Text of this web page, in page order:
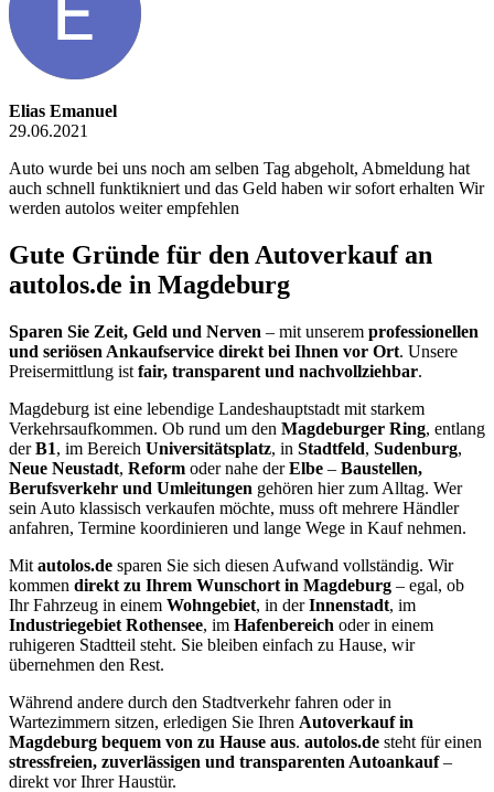
Elias Emanuel
29.06.2021
Auto wurde bei uns noch am selben Tag abgeholt, Abmeldung hat
auch schnell funktikniert und das Geld haben wir sofort erhalten Wir
werden autolos weiter empfehlen
Gute Gründe für den Autoverkauf an
autolos.de in Magdeburg
Sparen Sie Zeit, Geld und Nerven – mit unserem professionellen
und seriösen Ankaufservice direkt bei Ihnen vor Ort. Unsere
Preisermittlung ist fair, transparent und nachvollziehbar.
Magdeburg ist eine lebendige Landeshauptstadt mit starkem
Verkehrsaufkommen. Ob rund um den Magdeburger Ring, entlang
derB1, im Bereich Universitätsplatz, in Stadtfeld, Sudenburg,
Neue Neustadt, Reform oder nahe derElbe – Baustellen,
Berufsverkehr und Umleitungen gehören hier zum Alltag. Wer
sein Auto klassisch verkaufen möchte, muss oft mehrere Händler
anfahren, Termine koordinieren und lange Wege in Kauf nehmen.
Mit autolos.de sparen Sie sich diesen Aufwand vollständig. Wir
kommen direkt zu Ihrem Wunschort in Magdeburg – egal, ob
Ihr Fahrzeug in einem Wohngebiet, in derInnenstadt, im
Industriegebiet Rothensee, im Hafenbereich oder in einem
ruhigeren Stadtteil steht. Sie bleiben einfach zu Hause, wir
übernehmen den Rest.
Während andere durch den Stadtverkehr fahren oder in
Wartezimmern sitzen, erledigen Sie Ihren Autoverkauf in
Magdeburg bequem von zu Hause aus. autolos.de steht für einen
stressfreien, zuverlässigen und transparenten Autoankauf–
direkt vor Ihrer Haustür.